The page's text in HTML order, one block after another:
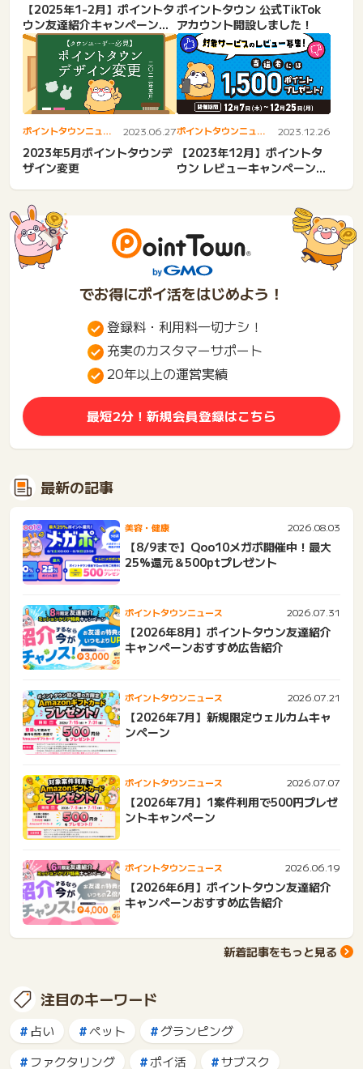
【2025年1-2月】ポイントタ
ウン友達紹介キャンペーンお
すすめ広告紹介
ポイントタウン 公式TikTok
アカウント開設しました！
ポイントタウンニュー
2023.06.27
2023年5月ポイントタウンデ
ザイン変更
ポイントタウンニュー
2023.12.26
【2023年12月】ポイントタ
ウン レビューキャンペーン開
でお得にポイ活をはじめよう！
登録料・利用料一切ナシ！
充実のカスタマーサポート
20年以上の運営実績
最短2分！新規会員登録はこちら
最新の記事
美容・健康 2026.08.03
【8/9まで】Qoo10メガポ開催中！最大
25%還元＆500ptプレゼント
ポイントタウンニュース 2026.07.31
【2026年8月】ポイントタウン友達紹介
キャンペーンおすすめ広告紹介
ポイントタウンニュース 2026.07.21
【2026年7月】新規限定ウェルカムキャ
ンペーン
ポイントタウンニュース 2026.07.07
【2026年7月】1案件利用で500円プレゼ
ントキャンペーン
ポイントタウンニュース 2026.06.19
【2026年6月】ポイントタウン友達紹介
キャンペーンおすすめ広告紹介
新着記事をもっと見る
注目のキーワード
占い ペット
グランピング
ファクタリング
ポイ活
サブスク